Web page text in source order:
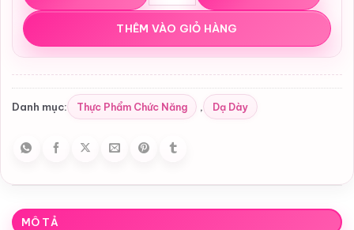
THÊM VÀO GIỎ HÀNG
Danh mục: Thực Phẩm Chức Năng , Dạ Dày
MÔ TẢ